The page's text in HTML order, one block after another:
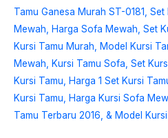
Ganesa
Jumbo,
Kursi
Tamu
Ganesa
Mewah,
Jual